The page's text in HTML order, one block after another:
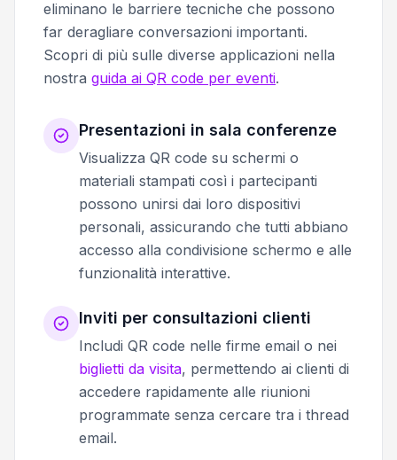
eliminano le barriere tecniche che possono
far deragliare conversazioni importanti.
Scopri di più sulle diverse applicazioni nella
nostra guida ai QR code per eventi.
Presentazioni in sala conferenze
Visualizza QR code su schermi o
materiali stampati così i partecipanti
possono unirsi dai loro dispositivi
personali, assicurando che tutti abbiano
accesso alla condivisione schermo e alle
funzionalità interattive.
Inviti per consultazioni clienti
Includi QR code nelle firme email o nei
biglietti da visita, permettendo ai clienti di
accedere rapidamente alle riunioni
programmate senza cercare tra i thread
email.